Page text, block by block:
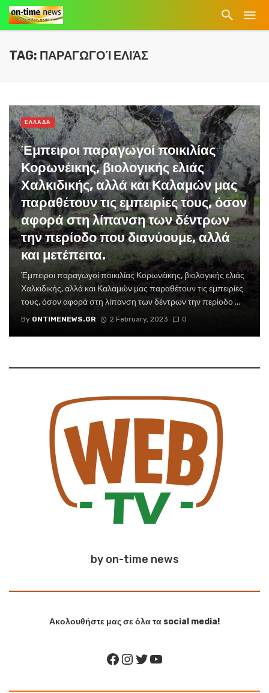
TAG: ΠΑΡΑΓΩΓΟΊ ΕΛΙΆΣ
Έμπειροι παραγωγοί ποικιλίας
Κορωνέικης, βιολογικής ελιάς
Χαλκιδικής, αλλά και Καλαμών μας
παραθέτουν τις εμπειρίες τους, όσον
αφορά στη λίπανση των δέντρων
την περίοδο που διανύουμε, αλλά
και μετέπειτα.
Έμπειροι παραγωγοί ποικιλίας Κορωνέικης, βιολογικής ελιάς
Χαλκιδικής, αλλά και Καλαμών μας παραθέτουν τις εμπειρίες
τους, όσον αφορά στη λίπανση των δέντρων την περίοδο ...
By ONTIMENEWS.GR 2 February, 2023 0
ΕΛΛΑΔΑ
by on-time news
Ακολουθήστε μας σε όλα τα social media!